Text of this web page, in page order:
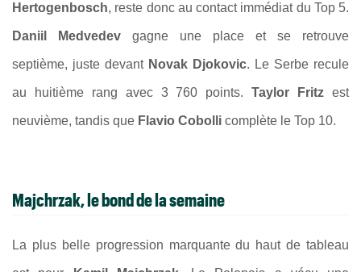
Hertogenbosch, reste donc au contact immédiat du Top 5.
Daniil Medvedev gagne une place et se retrouve
septième, juste devant Novak Djokovic. Le Serbe recule
au huitième rang avec 3 760 points.Taylor Fritz est
neuvième, tandis que Flavio Cobolli complète le Top 10.
Majchrzak, le bond de la semaine
La plus belle progression marquante du haut de tableau